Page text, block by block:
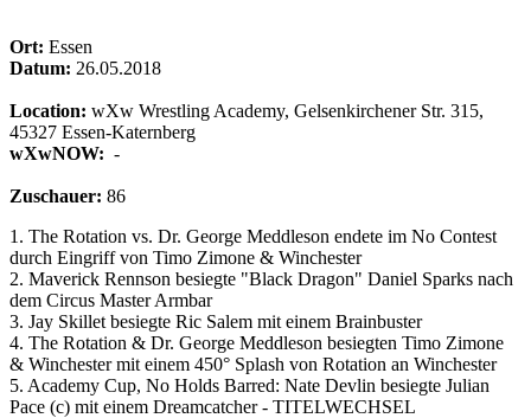
Ort: Essen
Datum: 26.05.2018
Location: wXw Wrestling Academy, Gelsenkirchener Str. 315,
45327 Essen-Katernberg
wXwNOW: -
Zuschauer: 86
1. The Rotation vs. Dr. George Meddleson endete im No Contest
durch Eingriff von Timo Zimone & Winchester
2. Maverick Rennson besiegte "Black Dragon" Daniel Sparks nach
dem Circus Master Armbar
3. Jay Skillet besiegte Ric Salem mit einem Brainbuster
4. The Rotation & Dr. George Meddleson besiegten Timo Zimone
& Winchester mit einem 450° Splash von Rotation an Winchester
5. Academy Cup, No Holds Barred: Nate Devlin besiegte Julian
Pace (c) mit einem Dreamcatcher - TITELWECHSEL